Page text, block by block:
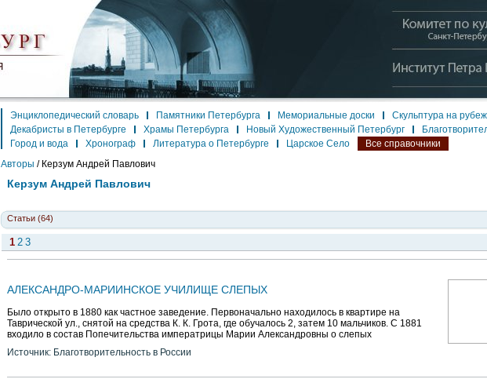
Энциклопедический словарь Памятники Петербурга Мемориальные доски
Скульптура на
Декабристы в Петербурге
Храмы Петербурга Новый Художественный Петербург
Город и вода
Хронограф Литература о Петербурге Царское Село
Все справочники
Авторы / Керзум Андрей Павлович
Керзум Андрей Павлович
Статьи (64)
1 2 3
АЛЕКСАНДРО-МАРИИНСКОЕ УЧИЛИЩЕ СЛЕПЫХ
Было открыто в 1880 как частное заведение. Первоначально находилось в квартире на
Таврической ул., снятой на средства К. К. Грота, где обучалось 2, затем 10 мальчиков. С 1881
входило в состав Попечительства императрицы Марии Александровны о слепых
Источник: Благотворительность в России